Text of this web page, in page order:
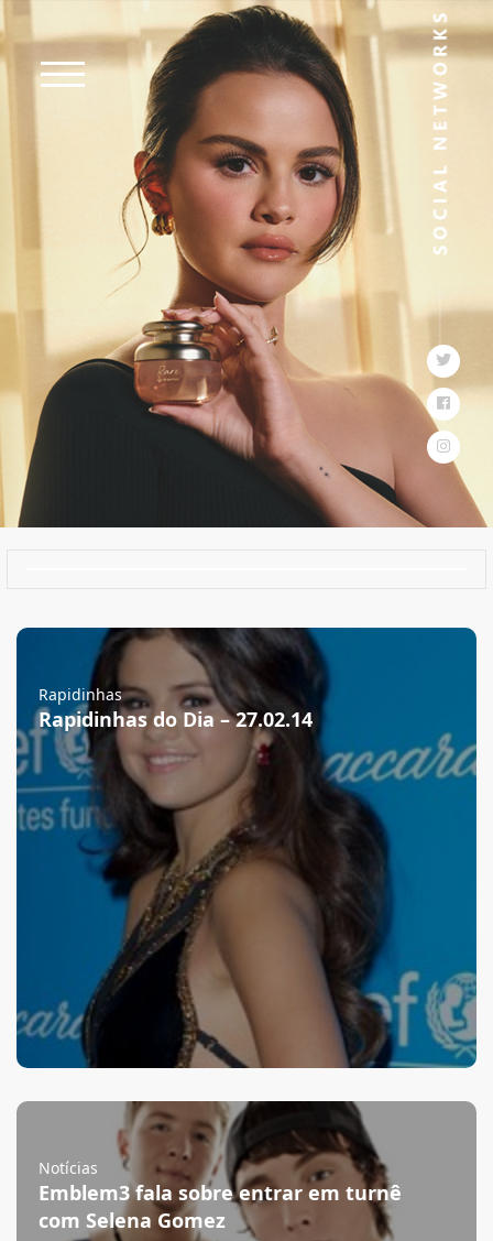
Rapidinhas
Rapidinhas do Dia – 27.02.14
Notícias
Emblem3 fala sobre entrar em turnê
com Selena Gomez